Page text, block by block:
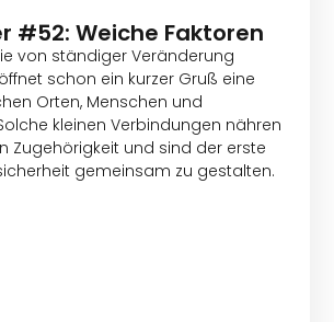
#52: Weiche Faktoren
von ständiger Veränderung
schon ein kurzer Gruß eine
Orten, Menschen und
kleinen Verbindungen nähren
Zugehörigkeit und sind der erste
gemeinsam zu gestalten.